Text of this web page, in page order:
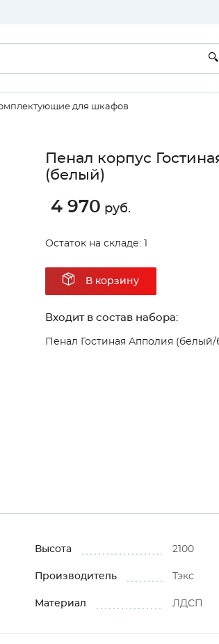
для шкафов
Пенал корпус
(белый)
4 970 руб.
Остаток на складе: 1
В корзину
Входит в состав набора:
Пенал Гостиная Апполия
Высота 2100
Производитель Тэкс
Материал ЛДСП